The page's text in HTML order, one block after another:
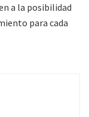
a la posibilidad
para cada